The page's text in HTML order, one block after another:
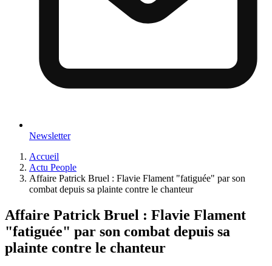
Newsletter
Accueil
Actu People
Affaire Patrick Bruel : Flavie Flament "fatiguée" par son
combat depuis sa plainte contre le chanteur
Affaire Patrick Bruel : Flavie Flament
"fatiguée" par son combat depuis sa
plainte contre le chanteur